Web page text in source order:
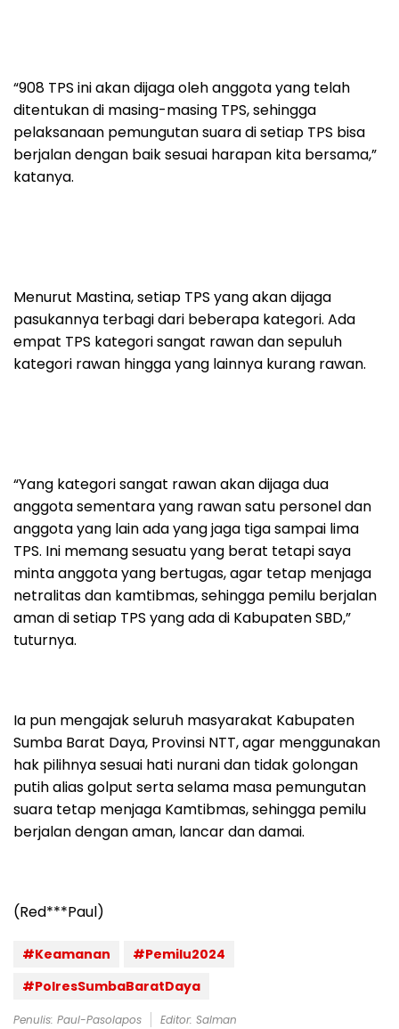
“908 TPS ini akan dijaga oleh anggota yang telah
ditentukan di masing-masing TPS, sehingga
pelaksanaan pemungutan suara di setiap TPS bisa
berjalan dengan baik sesuai harapan kita bersama,”
katanya.
Menurut Mastina, setiap TPS yang akan dijaga
pasukannya terbagi dari beberapa kategori. Ada
empat TPS kategori sangat rawan dan sepuluh
kategori rawan hingga yang lainnya kurang rawan.
“Yang kategori sangat rawan akan dijaga dua
anggota sementara yang rawan satu personel dan
anggota yang lain ada yang jaga tiga sampai lima
TPS. Ini memang sesuatu yang berat tetapi saya
minta anggota yang bertugas, agar tetap menjaga
netralitas dan kamtibmas, sehingga pemilu berjalan
aman di setiap TPS yang ada di Kabupaten SBD,”
tuturnya.
Ia pun mengajak seluruh masyarakat Kabupaten
Sumba Barat Daya, Provinsi NTT, agar menggunakan
hak pilihnya sesuai hati nurani dan tidak golongan
putih alias golput serta selama masa pemungutan
suara tetap menjaga Kamtibmas, sehingga pemilu
berjalan dengan aman, lancar dan damai.
(Red***Paul)
#Keamanan
#Pemilu2024
#PolresSumbaBaratDaya
Penulis: Paul-Pasolapos Editor: Salman